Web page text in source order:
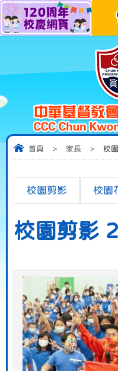
首頁 > 家長 > 校
校園剪影 校園
校園剪影